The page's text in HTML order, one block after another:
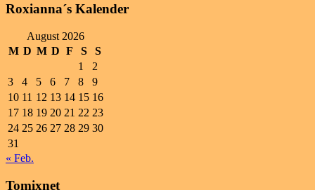
Roxianna´s Kalender
August 2026
M D M D F S
S
1
2
3
4 5 6 7 8
9
10 11 12 13 14 15 16
17 18 19 20 21 22 23
24 25 26 27 28 29 30
31
« Feb.
Tomixnet